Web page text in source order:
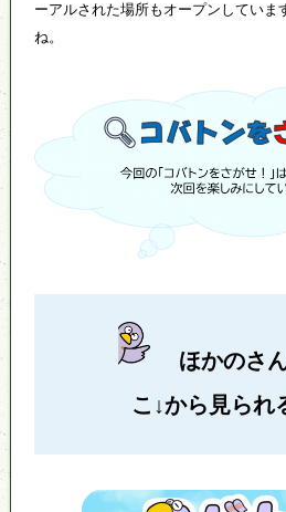
ーアルされた場所もオープンしていま
ね。
ほかのさ
こ↓から見られ